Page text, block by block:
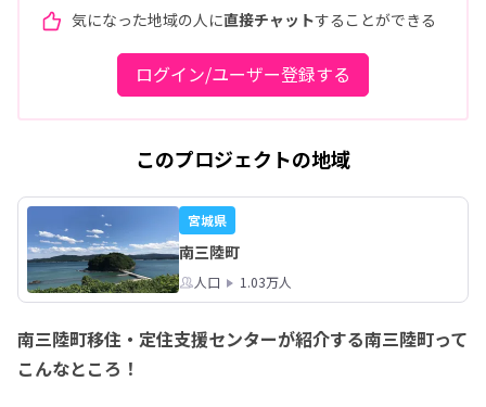
気になった地域の人に直接チャットすることができる
ログイン/ユーザー登録する
このプロジェクトの地域
宮城県
南三陸町
人口 1.03万人
南三陸町移住・定住支援センターが紹介する南三陸町って
こんなところ！